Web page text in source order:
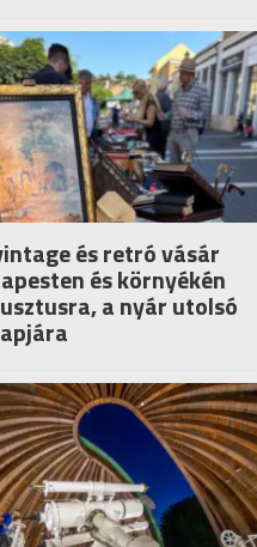
és retró vásár
és környékén
a nyár utolsó